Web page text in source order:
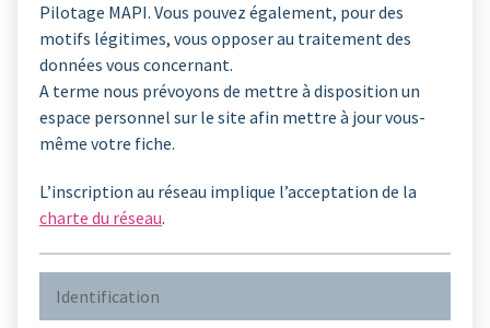
Pilotage MAPI. Vous pouvez également, pour des
motifs légitimes, vous opposer au traitement des
données vous concernant.
A terme nous prévoyons de mettre à disposition un
espace personnel sur le site afin mettre à jour vous-
même votre fiche.
L’inscription au réseau implique l’acceptation de la
charte du réseau.
Identification